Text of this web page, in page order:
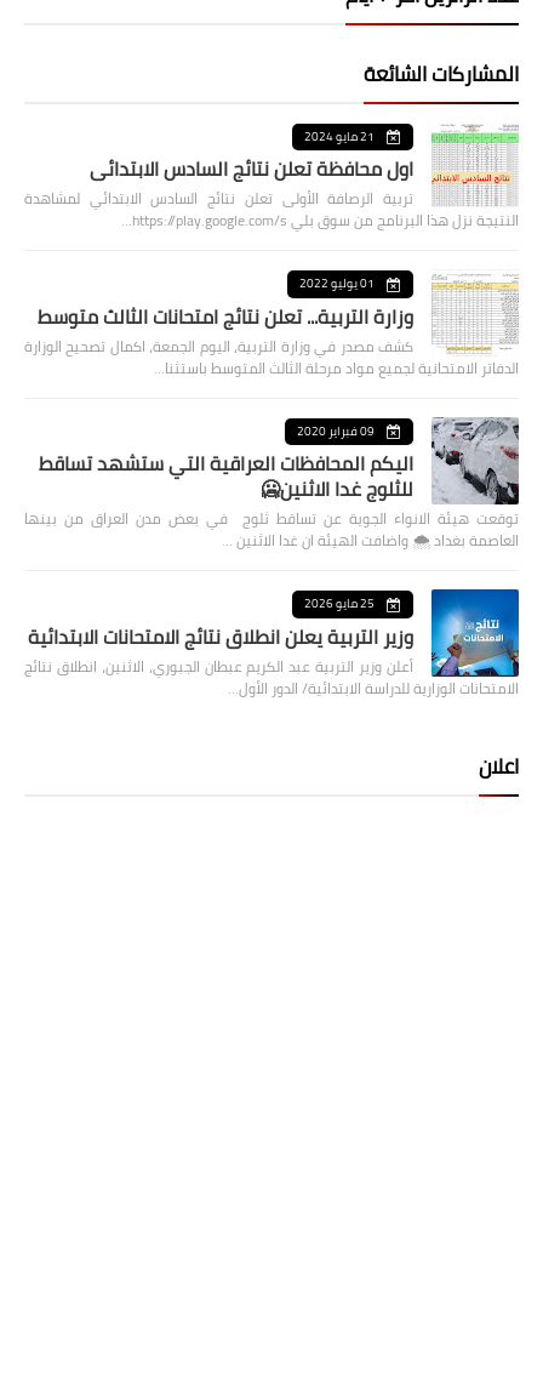
المشاركات الشائعة
21 مايو 2024
اول محافظة تعلن نتائج السادس الابتدائي
تربية الرصافة الأولى تعلن نتائج السادس الابتدائي لمشاهدة
النتيجة نزل هذا البرنامج من سوق بلي https://play.google.com/s…
01 يوليو 2022
وزارة التربية... تعلن نتائج امتحانات الثالث متوسط
كشف مصدر في وزارة التربية، اليوم الجمعة، اكمال تصحيح الوزارة
الدفاتر الامتحانية لجميع مواد مرحلة الثالث المتوسط باستثنا…
09 فبراير 2020
اليكم المحافظات العراقية التي ستشهد تساقط
للثلوج غدا الاثنين🥶
توقعت هيئة الانواء الجوية عن تساقط ثلوج في بعض مدن العراق من بينها
العاصمة بغداد ⁦🌨️⁩ واضافت الهيئة ان غدا الاثنين …
25 مايو 2026
وزير التربية يعلن انطلاق نتائج الامتحانات الابتدائية
أعلن وزير التربية عبد الكريم عبطان الجبوري، الاثنين، انطلاق نتائج
الامتحانات الوزارية للدراسة الابتدائية/ الدور الأول…
اعلان